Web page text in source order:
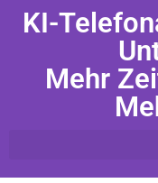
KI-
Mehr